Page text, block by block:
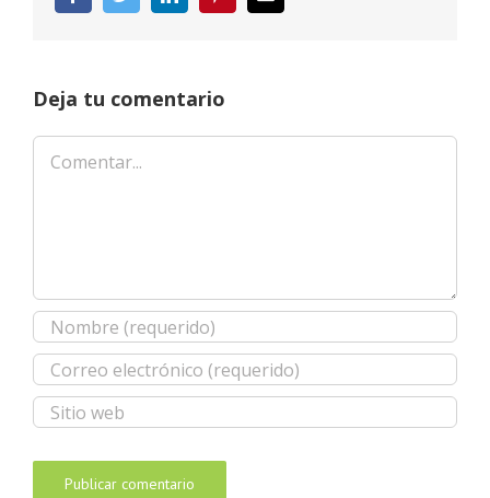
electrónico
Deja tu comentario
Comentar